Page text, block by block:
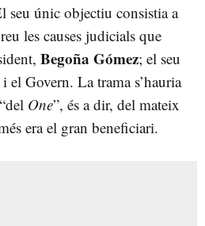
seu únic objectiu consistia a
les causes judicials que
Begoña Gómez; el seu
i el Govern. La trama s’hauria
One”, és a dir, del mateix
era el gran beneficiari.